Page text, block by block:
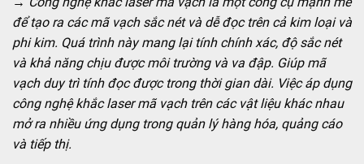
để tạo ra các mã vạch sắc nét và dễ đọc trên cả kim loại và
phi kim. Quá trình này mang lại tính chính xác, độ sắc nét
và khả năng chịu được môi trường và va đập. Giúp mã
vạch duy trì tính đọc được trong thời gian dài. Việc áp dụng
công nghệ khắc laser mã vạch trên các vật liệu khác nhau
mở ra nhiều ứng dụng trong quản lý hàng hóa, quảng cáo
và tiếp thị.